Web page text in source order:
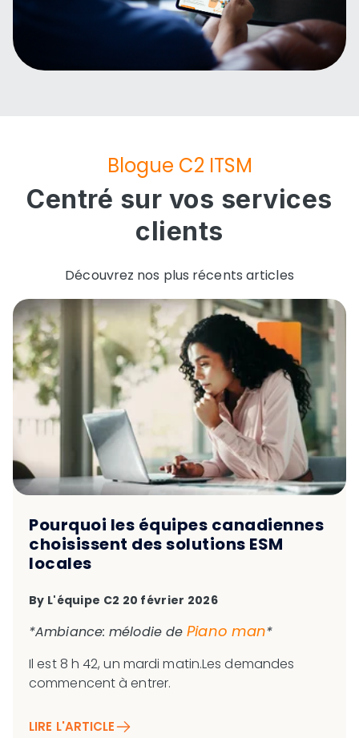
Blogue C2 ITSM
Centré sur vos services
clients
Découvrez nos plus récents articles
Pourquoi les équipes canadiennes
choisissent des solutions ESM
locales
By L'équipe C2 20 février 2026
*Ambiance: mélodie dePiano man*
Il est 8 h 42, un mardi matin.Les demandes
commencent à entrer.
LIRE L'ARTICLE